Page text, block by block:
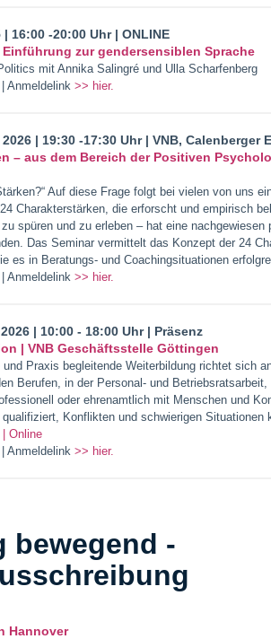
| 16:00 -20:00 Uhr | ONLINE
zur gendersensiblen Sprache
mit Annika Salingré und Ulla Scharfenberg
Anmeldelink >> hier.
| 19:30 -17:30 Uhr | VNB, Calenberger
– aus dem Bereich der Positiven
Auf diese Frage folgt bei vielen von uns
Charakterstärken, die erforscht und empirisch
spüren und zu erleben – hat eine nachgewiesen
Das Seminar vermittelt das Konzept der 24
es in Beratungs- und Coachingsituationen
Anmeldelink >> hier.
| 10:00 - 18:00 Uhr | Präsenz
| VNB Geschäftsstelle Göttingen
und Praxis begleitende Weiterbildung richtet sich
Berufen, in der Personal- und
oder ehrenamtlich mit Menschen und
qualifiziert, Konflikten und schwierigen Situationen
Online
Anmeldelink >> hier.
bewegend -
Hannover